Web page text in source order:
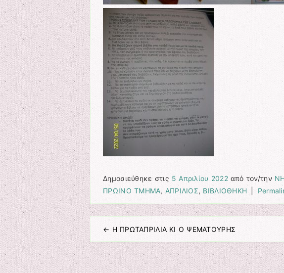
Δημοσιεύθηκε στις 5 Απριλίου 2022από τον/την
ΠΡΩΙΝΟ ΤΜΗΜΑ, ΑΠΡΙΛΙΟΣ, ΒΙΒΛΙΟΘΗΚΗ
Πλοήγηση άρθρων
← Η ΠΡΩΤΑΠΡΙΛΙΑ ΚΙ Ο ΨΕΜΑΤΟΥΡΗΣ